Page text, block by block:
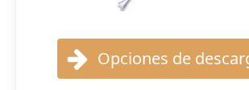
Opciones de